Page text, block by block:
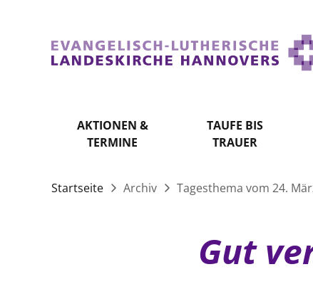
AKTIONEN &
TERMINE
TAUFE BIS
TRAUER
Startseite Archiv Tagesthema vom 24.
Gut